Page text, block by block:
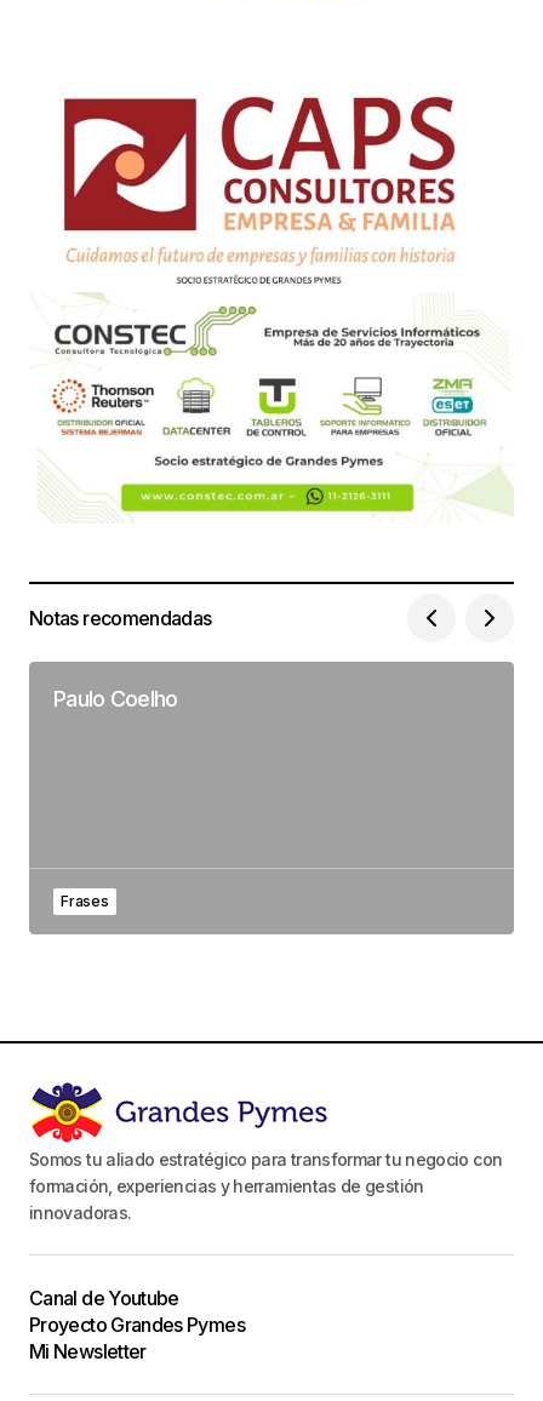
Notas recomendadas
Paulo Coelho
Frases
Somos tu aliado estratégico para transformar tu negocio con
formación, experiencias y herramientas de gestión
innovadoras.
Canal de Youtube
Proyecto Grandes Pymes
Mi Newsletter